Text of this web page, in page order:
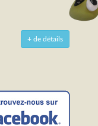
+ de détails